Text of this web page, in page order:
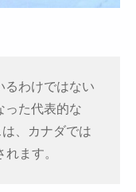
るわけではない
った代表的な
、カナダでは
ます。